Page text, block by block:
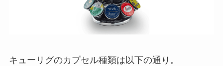
キューリグのカプセル種類は以下の通り。